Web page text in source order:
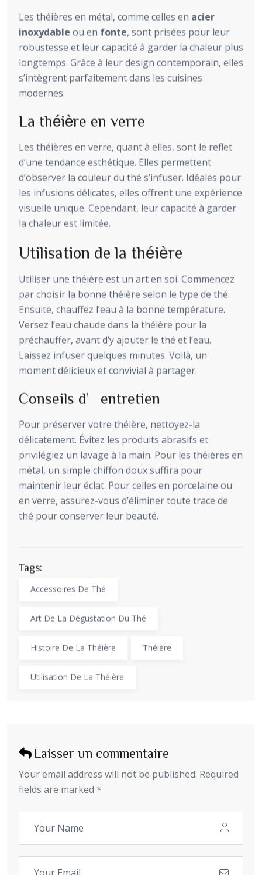
Les théières en métal, comme celles en acier
inoxydable ou en fonte, sont prisées pour leur
robustesse et leur capacité à garder la chaleur plus
longtemps. Grâce à leur design contemporain, elles
s’intègrent parfaitement dans les cuisines
modernes.
La théière en verre
Les théières en verre, quant à elles, sont le reflet
d’une tendance esthétique. Elles permettent
d’observer la couleur du thé s’infuser. Idéales pour
les infusions délicates, elles offrent une expérience
visuelle unique. Cependant, leur capacité à garder
la chaleur est limitée.
Utilisation de la théière
Utiliser une théière est un art en soi. Commencez
par choisir la bonne théière selon le type de thé.
Ensuite, chauffez l’eau à la bonne température.
Versez l’eau chaude dans la théière pour la
préchauffer, avant d’y ajouter le thé et l’eau.
Laissez infuser quelques minutes. Voilà, un
moment délicieux et convivial à partager.
Conseils d’entretien
Pour préserver votre théière, nettoyez-la
délicatement. Évitez les produits abrasifs et
privilégiez un lavage à la main. Pour les théières en
métal, un simple chiffon doux suffira pour
maintenir leur éclat. Pour celles en porcelaine ou
en verre, assurez-vous d’éliminer toute trace de
thé pour conserver leur beauté.
Tags:
Accessoires De Thé
Art De La Dégustation Du Thé
Histoire De La Théière Théière
Utilisation De La Théière
Laisser un commentaire
Your email address will not be published. Required
fields are marked *